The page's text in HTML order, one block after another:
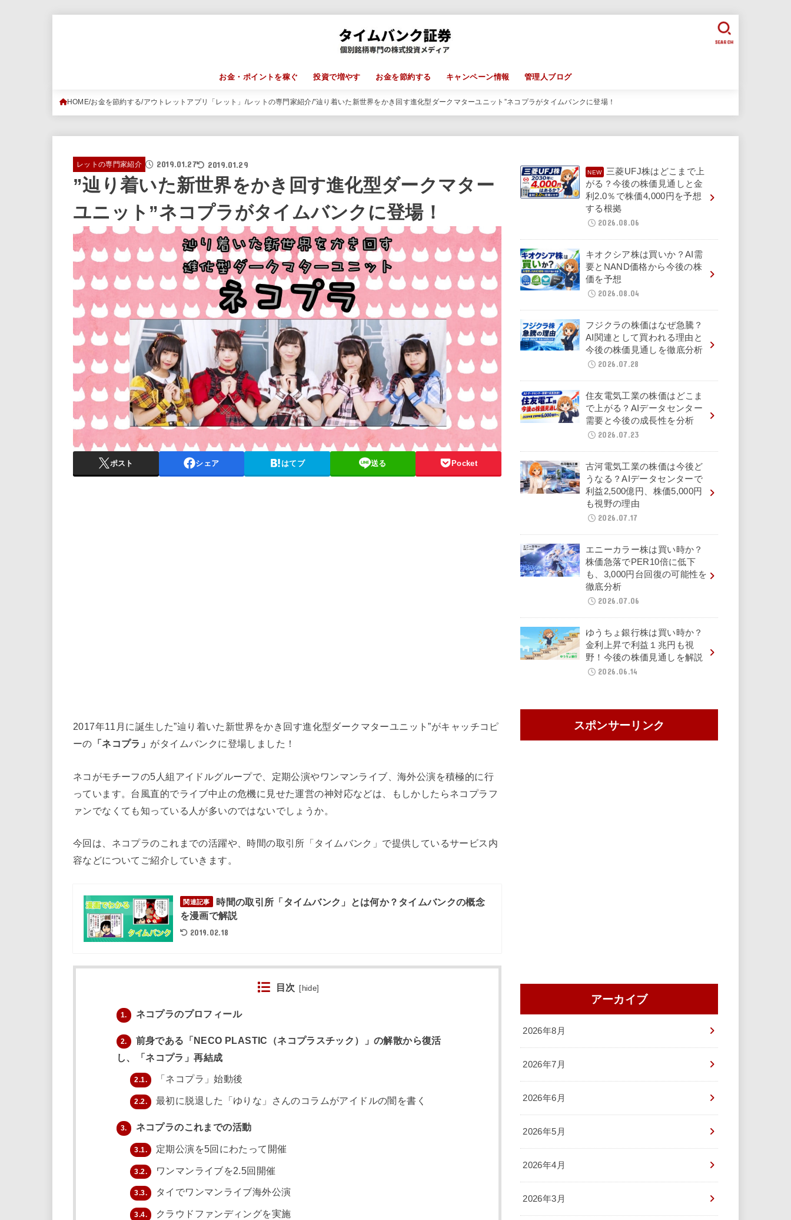
お金・ポイントを稼ぐ 投資で増やす お金を節約する キャンペーン情報 管理人ブログ
SEARCH
HOME お金を節約する アウトレットアプリ「レット」 レットの専門家紹介 ”辿り着いた新世界をかき回す進化型ダークマターユニット”ネコプラがタイムバンクに登場！
レットの専門家紹介 2019.01.27 2019.01.29
”辿り着いた新世界をかき回す進化型ダークマター
ユニット”ネコプラがタイムバンクに登場！
ポスト シェア はてブ 送る Pocket
2017年11月に誕生した”辿り着いた新世界をかき回す進化型ダークマターユニット”がキャッチコピ
ーの 「ネコプラ」 がタイムバンクに登場しました！
ネコがモチーフの5人組アイドルグループで、定期公演やワンマンライブ、海外公演を積極的に行
っています。台風直的でライブ中止の危機に見せた運営の神対応などは、もしかしたらネコプラフ
ァンでなくても知っている人が多いのではないでしょうか。
今回は、ネコプラのこれまでの活躍や、時間の取引所「タイムバンク」で提供しているサービス内
容などについてご紹介していきます。
関連記事
時間の取引所「タイムバンク」とは何か？タイムバンクの概念
を漫画で解説
2019.02.18
目次 hide
1. ネコプラのプロフィール
2.
前身である「NECO PLASTIC（ネコプラスチック）」の解散から復活
し、「ネコプラ」再結成
2.1. 「ネコプラ」始動後
2.2. 最初に脱退した「ゆりな」さんのコラムがアイドルの闇を書く
3. ネコプラのこれまでの活動
3.1. 定期公演を5回にわたって開催
3.2. ワンマンライブを2.5回開催
3.3. タイでワンマンライブ海外公演
3.4. クラウドファンディングを実施
三菱UFJ株はどこまで上
がる？今後の株価見通しと金
利2.0％で株価4,000円を予想
する根拠
2026.08.06
キオクシア株は買いか？AI需
要とNAND価格から今後の株
価を予想
2026.08.04
フジクラの株価はなぜ急騰？
AI関連として買われる理由と
今後の株価見通しを徹底分析
2026.07.28
住友電気工業の株価はどこま
で上がる？AIデータセンター
需要と今後の成長性を分析
2026.07.23
古河電気工業の株価は今後ど
うなる？AIデータセンターで
利益2,500億円、株価5,000円
も視野の理由
2026.07.17
エニーカラー株は買い時か？
株価急落でPER10倍に低下
も、3,000円台回復の可能性を
徹底分析
2026.07.06
ゆうちょ銀行株は買い時か？
金利上昇で利益１兆円も視
野！今後の株価見通しを解説
2026.06.14
スポンサーリンク
アーカイブ
2026年8月
2026年7月
2026年6月
2026年5月
2026年4月
2026年3月